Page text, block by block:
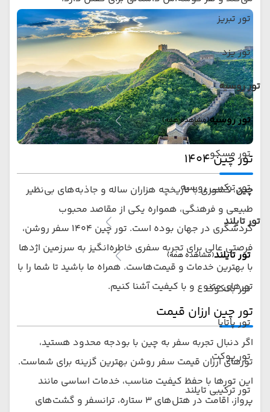
تور تبریز
تور یزد
تور روسیه
تور روسیه(مشاهده همه)
تور مسکو
تور ترکیبی روسیه
تور تایلند
تور تایلند(مشاهده همه)
تور بانکوک
تور پاتایا
تور پوکت
تور ترکیبی تایلند
تور چین ۱۴۰۴
چین، کشوری با تاریخچه هزاران ساله و جاذبه‌های بی‌نظیر
طبیعی و فرهنگی، همواره یکی از مقاصد محبوب
گردشگری در جهان بوده است. تور چین ۱۴۰۴ سفر روشن،
فرصتی عالی برای تجربه سفری خاطره‌انگیز به سرزمین اژدها
با بهترین خدمات و قیمت‌هاست. همراه ما باشید تا شما را با
تورهای متنوع و با کیفیت آشنا کنیم.
تور چین ارزان قیمت
اگر دنبال تجربه سفر به چین با بودجه محدود هستید،
تورهای ارزان قیمت سفر روشن بهترین گزینه برای شماست.
این تورها با حفظ کیفیت مناسب، خدمات اساسی مانند
پرواز، اقامت در هتل‌های ۳ ستاره، ترانسفر و گشت‌های